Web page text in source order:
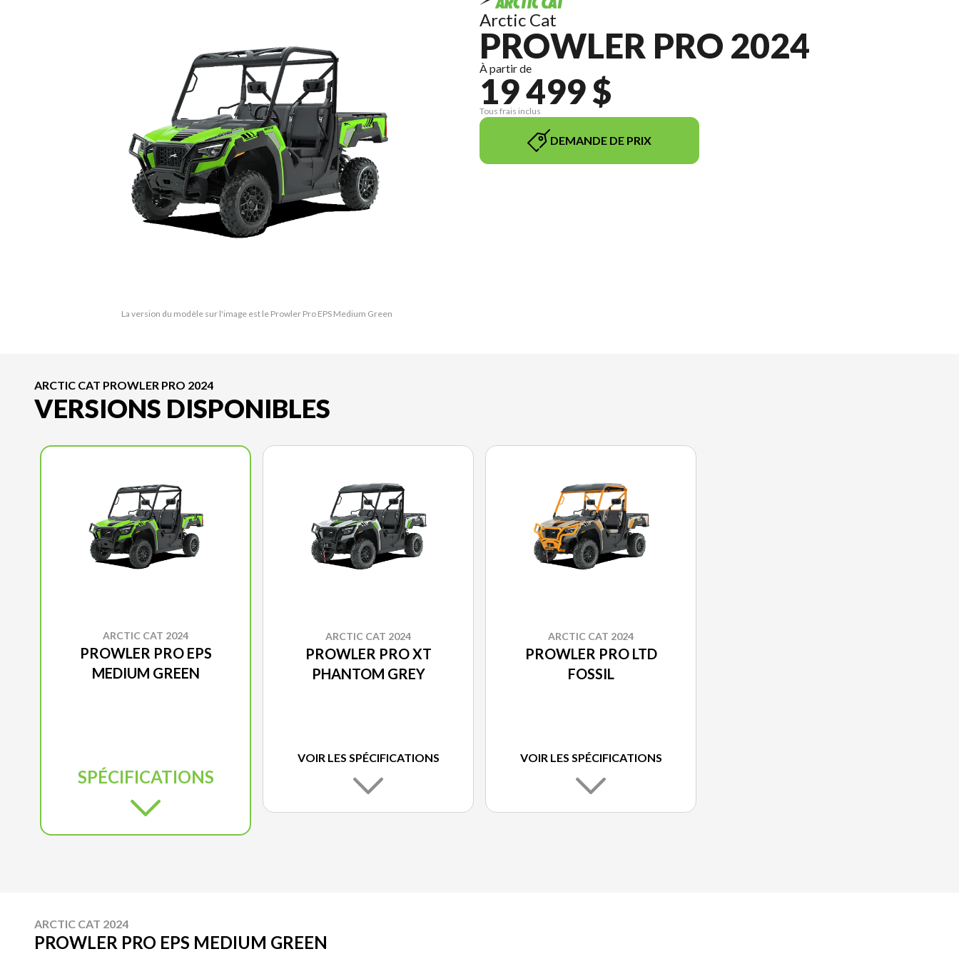
La version du modèle sur l'image est le Prowler Pro EPS Medium Green
Arctic Cat
PROWLER PRO 2024
À partir de
19 499 $
Tous frais inclus
DEMANDE DE PRIX
ARCTIC CAT PROWLER PRO 2024
VERSIONS DISPONIBLES
ARCTIC CAT 2024
PROWLER PRO EPS
MEDIUM GREEN
SPÉCIFICATIONS
ARCTIC CAT 2024
PROWLER PRO XT
PHANTOM GREY
VOIR LES SPÉCIFICATIONS
ARCTIC CAT 2024
PROWLER PRO LTD
FOSSIL
VOIR LES SPÉCIFICATIONS
ARCTIC CAT 2024
PROWLER PRO EPS MEDIUM GREEN